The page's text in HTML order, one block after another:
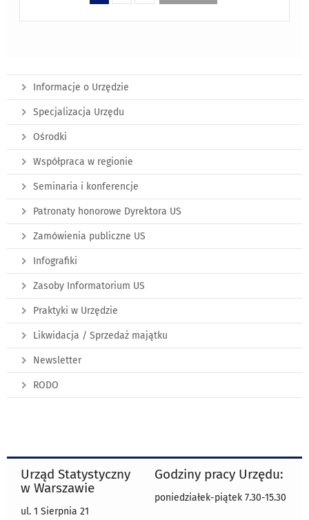
Informacje o Urzędzie
Specjalizacja Urzędu
Ośrodki
Współpraca w regionie
Seminaria i konferencje
Patronaty honorowe Dyrektora US
Zamówienia publiczne US
Infografiki
Zasoby Informatorium US
Praktyki w Urzędzie
Likwidacja / Sprzedaż majątku
Newsletter
RODO
Urząd Statystyczny
w Warszawie
ul. 1 Sierpnia 21
Godziny pracy Urzędu:
poniedziałek-piątek 7.30-15.30